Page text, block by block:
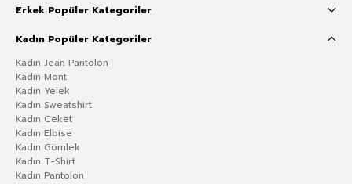
Erkek Popüler Kategoriler
Kadın Popüler Kategoriler
Kadın Jean Pantolon
Kadın Mont
Kadın Yelek
Kadın Sweatshirt
Kadın Ceket
Kadın Elbise
Kadın Gömlek
Kadın T-Shirt
Kadın Pantolon